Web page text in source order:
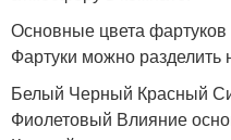
Основные цвета фартуков
Фартуки можно разделить
Белый Черный Красный
Фиолетовый Влияние